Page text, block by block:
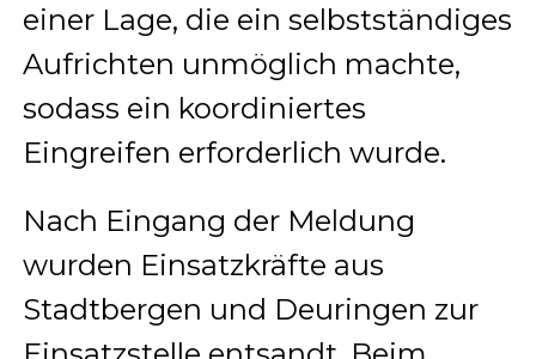
einer Lage, die ein selbstständiges
Aufrichten unmöglich machte,
sodass ein koordiniertes
Eingreifen erforderlich wurde.
Nach Eingang der Meldung
wurden Einsatzkräfte aus
Stadtbergen und Deuringen zur